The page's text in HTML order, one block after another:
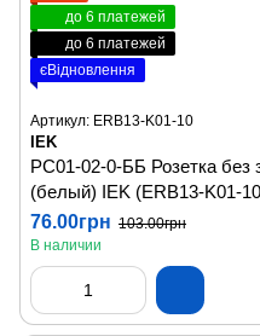
до 6 платежей
до 6 платежей
єВідновлення
Артикул: ERB13-K01-10
IEK
РС01-02-0-ББ Розетка без
(белый) IEK (ERB13-K01-
76.00грн 103.00грн
В наличии